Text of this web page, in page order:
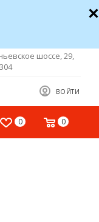
шоссе, 29,
ВОЙТИ
0 0